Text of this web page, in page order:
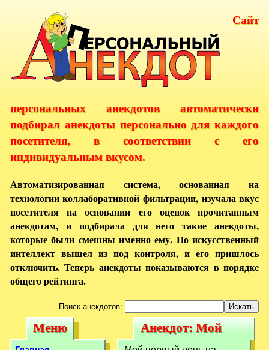
Сайт
персональных анекдотов автоматически
подбирал анекдоты персонально для каждого
посетителя, в соответствии с его
индивидуальным вкусом.
Автоматизированная система, основанная на
технологии коллаборативной фильтрации, изучала вкус
посетителя на основании его оценок прочитанным
анекдотам, и подбирала для него такие анекдоты,
которые были смешны именно ему. Но искусственный
интеллект вышел из под контроля, и его пришлось
отключить. Теперь анекдоты показываются в порядке
общего рейтинга.
Поиск анекдотов:
Меню
Меню
Анекдот: Мой
Анекдот: Мой
первый день на